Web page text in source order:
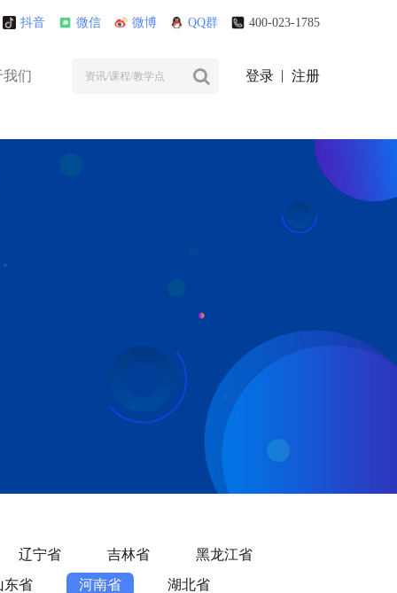
抖音 微信 微博 QQ群 400-023-1785
我们 登录 注册
辽宁省 吉林省
黑龙江省
东省 河南省
湖北省